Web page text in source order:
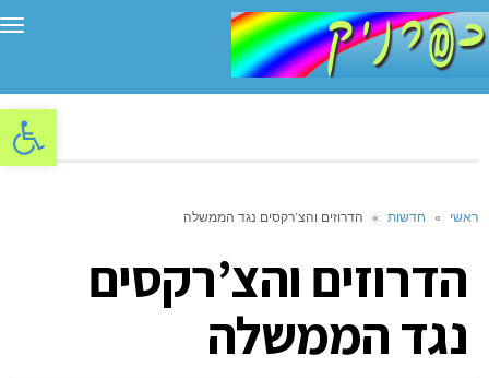
פתח
ראשי » חדשות » הדרוזים והצ’רקסים נגד הממשלה
הדרוזים והצ’רקסים
נגד הממשלה